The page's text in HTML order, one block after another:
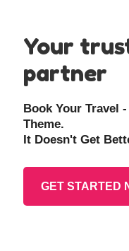
Your
partner
Book Your Travel
Theme.
It Doesn't Get
GET STARTED